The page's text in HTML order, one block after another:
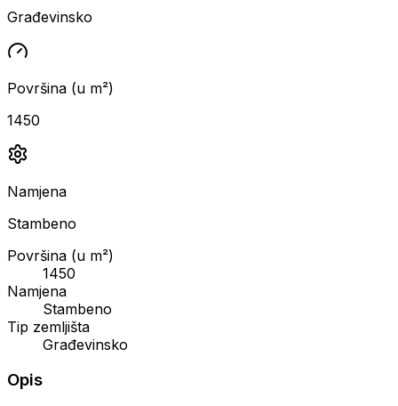
Građevinsko
Površina (u m²)
1450
Namjena
Stambeno
Površina (u m²)
1450
Namjena
Stambeno
Tip zemljišta
Građevinsko
Opis